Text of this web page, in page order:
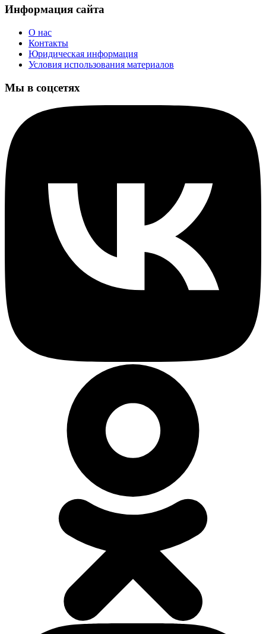
Информация сайта
О нас
Контакты
Юридическая информация
Условия использования материалов
Мы в соцсетях